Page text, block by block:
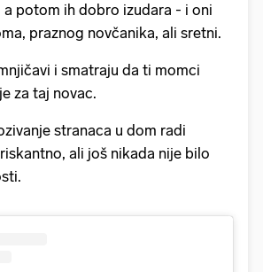
a potom ih dobro izudara - i oni
praznog novčanika, ali sretni.
i smatraju da ti momci
za taj novac.
stranaca u dom radi
ali još nikada nije bilo